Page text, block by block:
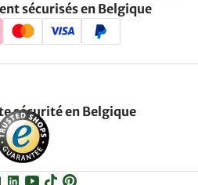
sécurisés en Belgique
sécurité en Belgique